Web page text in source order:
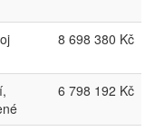
8 698 380 Kč
6 798 192 Kč